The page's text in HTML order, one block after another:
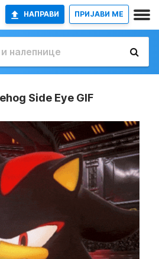
НАПРАВИ ПРИЈАВИ МЕ
Side Eye GIF